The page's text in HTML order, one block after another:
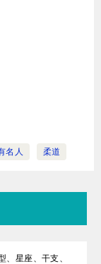
名人 柔道
、星座、干支、